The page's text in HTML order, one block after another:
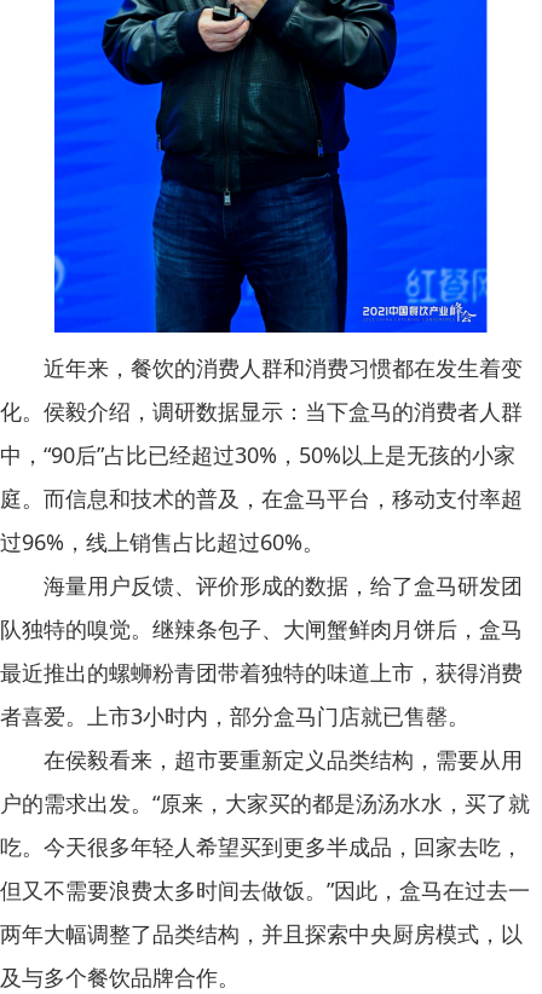
近年来，餐饮的消费人群和消费习惯都在发生着变
化。侯毅介绍，调研数据显示：当下盒马的消费者人群
中，“90后”占比已经超过30%，50%以上是无孩的小家
庭。而信息和技术的普及，在盒马平台，移动支付率超
过96%，线上销售占比超过60%。
海量用户反馈、评价形成的数据，给了盒马研发团
队独特的嗅觉。继辣条包子、大闸蟹鲜肉月饼后，盒马
最近推出的螺蛳粉青团带着独特的味道上市，获得消费
者喜爱。上市3小时内，部分盒马门店就已售罄。
在侯毅看来，超市要重新定义品类结构，需要从用
户的需求出发。“原来，大家买的都是汤汤水水，买了就
吃。今天很多年轻人希望买到更多半成品，回家去吃，
但又不需要浪费太多时间去做饭。”因此，盒马在过去一
两年大幅调整了品类结构，并且探索中央厨房模式，以
及与多个餐饮品牌合作。